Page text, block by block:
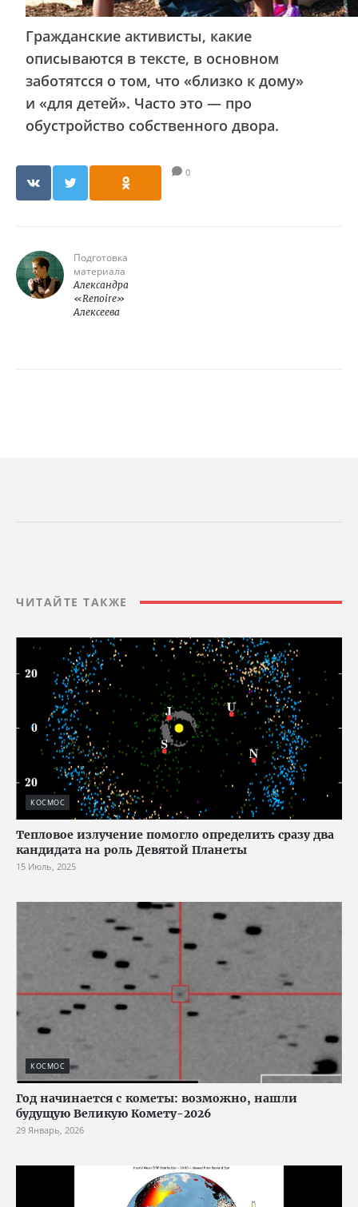
Гражданские активисты, какие
описываются в тексте, в основном
заботятсся о том, что «близко к дому»
и «для детей». Часто это — про
обустройство собственного двора.
0
Подготовка
материала
Александра
«Renoire»
Алексеева
ЧИТАЙТЕ ТАКЖЕ
КОСМОС
Тепловое излучение помогло определить сразу два
кандидата на роль Девятой Планеты
15 Июль, 2025
КОСМОС
Год начинается с кометы: возможно, нашли
будущую Великую Комету-2026
29 Январь, 2026